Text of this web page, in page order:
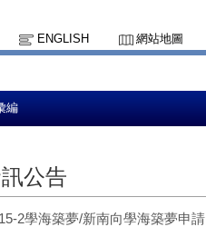
ENGLISH 網站地圖
編
公告
2學海築夢/新南向學海築夢申請